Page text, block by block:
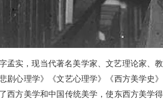
孟实，现当代著名美学家、文艺理论家、
剧心理学》《文艺心理学》《西方美学史
西方美学和中国传统美学，使东西方美学